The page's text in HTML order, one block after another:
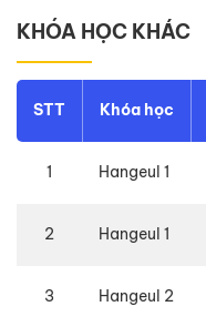
KHÓA HỌC KHÁC
STT Khóa học
1 Hangeul 1
2 Hangeul 1
3 Hangeul 2